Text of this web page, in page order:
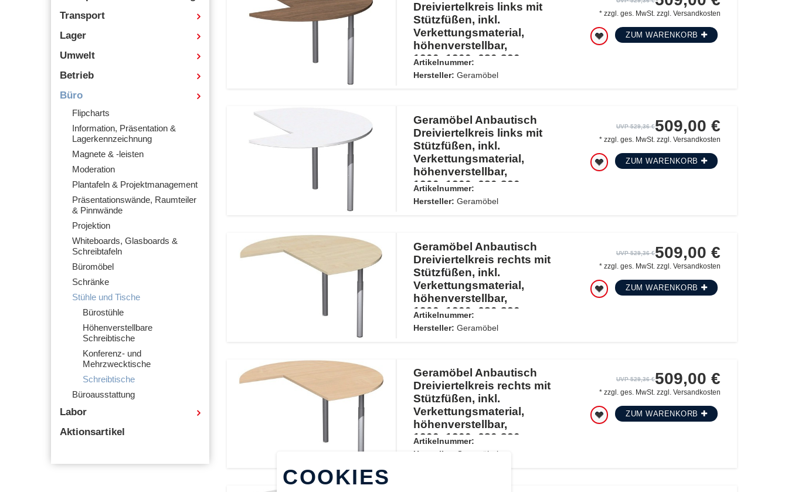
Transport
Lager
Umwelt
Betrieb
Büro
Flipcharts
Information, Präsentation &
Lagerkennzeichnung
Magnete & -leisten
Moderation
Plantafeln & Projektmanagement
Präsentationswände, Raumteiler
& Pinnwände
Projektion
Whiteboards, Glasboards &
Schreibtafeln
Büromöbel
Schränke
Stühle und Tische
Bürostühle
Höhenverstellbare
Schreibtische
Konferenz- und
Mehrzwecktische
Schreibtische
Büroausstattung
Labor
Aktionsartikel
Dreiviertelkreis links mit
Stützfüßen, inkl.
Verkettungsmaterial,
höhenverstellbar,
1200x1200x680-820,
Nussbaum/Silber
Artikelnummer:
Hersteller: Geramöbel
*zzgl. ges. MwSt. zzgl.Versandkosten
ZUM WARENKORB
Geramöbel Anbautisch
Dreiviertelkreis links mit
Stützfüßen, inkl.
Verkettungsmaterial,
höhenverstellbar,
1200x1200x680-820,
Weiß/Silber
Artikelnummer:
Hersteller: Geramöbel
UVP 529,36 €509,00 €
*zzgl. ges. MwSt. zzgl.Versandkosten
ZUM WARENKORB
Geramöbel Anbautisch
Dreiviertelkreis rechts mit
Stützfüßen, inkl.
Verkettungsmaterial,
höhenverstellbar,
1200x1200x680-820,
Ahorn/Silber
Artikelnummer:
Hersteller: Geramöbel
UVP 529,36 €509,00 €
*zzgl. ges. MwSt. zzgl.Versandkosten
ZUM WARENKORB
Geramöbel Anbautisch
Dreiviertelkreis rechts mit
Stützfüßen, inkl.
Verkettungsmaterial,
höhenverstellbar,
1200x1200x680-820,
Buche/Silber
Artikelnummer:
Hersteller:
Geramöbel
UVP 529,36 €509,00 €
*zzgl. ges. MwSt. zzgl.Versandkosten
ZUM WARENKORB
COOKIES